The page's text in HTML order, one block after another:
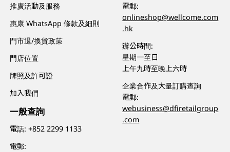
推廣活動及服務
惠康 WhatsApp 條款及細則
門市退/換貨政策
門店位置
牌照及許可證
加入我們
一般查詢
電話:+852 2299 1133
電郵:
電郵:
onlineshop@wellcome.com
.hk
辦公時間:
星期一至日
上午九時至晚上六時
企業合作及大量訂購查詢
電郵:
webusiness@dfiretailgroup
.com